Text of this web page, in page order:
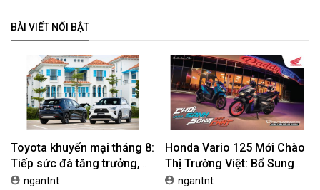
BÀI VIẾT NỔI BẬT
Toyota khuyến mại tháng 8:
Tiếp sức đà tăng trưởng,
tối ưu chi phí mua xe
ngantnt
Honda Vario 125 Mới Chào
Thị Trường Việt: Bổ Sung
Phiên Bản Street, Giá Từ
ngantnt